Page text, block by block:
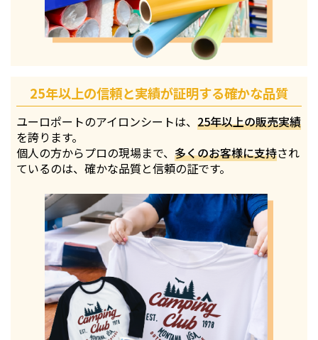
25年以上の信頼と実績が証明する確かな品質
ユーロポートのアイロンシートは、25年以上の販売実績
を誇ります。
個人の方からプロの現場まで、多くのお客様に支持され
ているのは、確かな品質と信頼の証です。